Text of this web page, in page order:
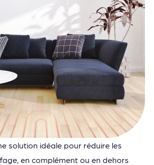
solution idéale pour réduire les
en complément ou en dehors